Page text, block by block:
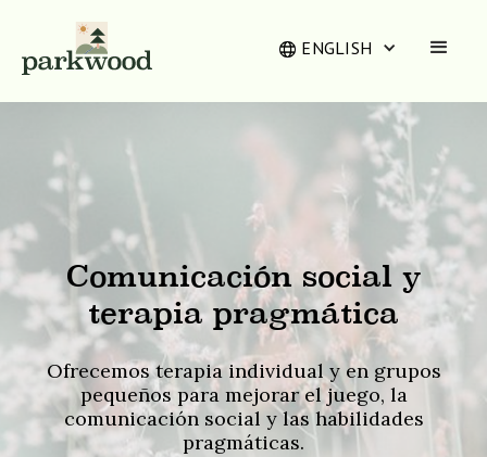
ENGLISH
Comunicación social y
terapia pragmática
Ofrecemos terapia individual y en grupos
pequeños para mejorar el juego, la
comunicación social y las habilidades
pragmáticas.